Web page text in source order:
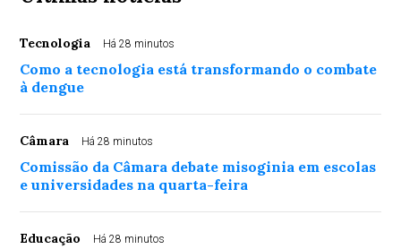
Tecnologia Há 28 minutos
Como a tecnologia está transformando o combate
à dengue
Câmara Há 28 minutos
Comissão da Câmara debate misoginia em escolas
e universidades na quarta-feira
Educação Há 28 minutos